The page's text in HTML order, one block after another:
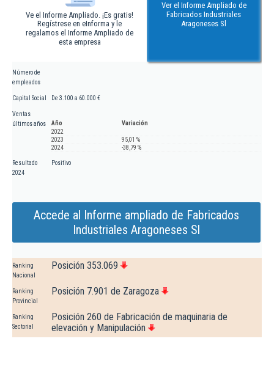
Ve el Informe Ampliado. ¡Es gratis!
Regístrese en eInforma y le
regalamos el Informe Ampliado de
esta empresa
Ver el Informe Ampliado de
Fabricados Industriales
Aragoneses Sl
Número de
empleados
Capital Social De 3.100 a 60.000 €
Ventas
últimos años
Año
Variación
2022
2023
95,01 %
2024
-38,79 %
Resultado
2024
Positivo
Accede al Informe ampliado de Fabricados
Industriales Aragoneses Sl
Ranking
Nacional
Posición 353.069
Ranking
Provincial
Posición 7.901 de Zaragoza
Ranking
Sectorial
Posición 260 de Fabricación de maquinaria de
elevación y Manipulación